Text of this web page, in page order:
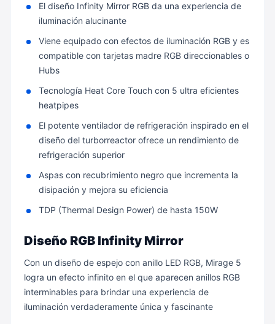
El diseño Infinity Mirror RGB da una experiencia de
iluminación alucinante
Viene equipado con efectos de iluminación RGB y es
compatible con tarjetas madre RGB direccionables o
Hubs
Tecnología Heat Core Touch con 5 ultra eficientes
heatpipes
El potente ventilador de refrigeración inspirado en el
diseño del turborreactor ofrece un rendimiento de
refrigeración superior
Aspas con recubrimiento negro que incrementa la
disipación y mejora su eficiencia
TDP (Thermal Design Power) de hasta 150W
Diseño RGB Infinity Mirror
Con un diseño de espejo con anillo LED RGB, Mirage 5
logra un efecto infinito en el que aparecen anillos RGB
interminables para brindar una experiencia de
iluminación verdaderamente única y fascinante